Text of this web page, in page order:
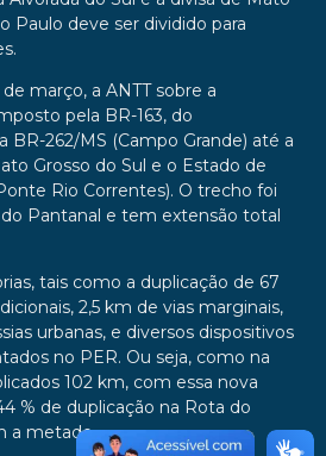
Paulo deve ser dividido para
março, a ANTT sobre a
pela BR-163, do
262/MS (Campo Grande) até a
Grosso do Sul e o Estado de
Rio Correntes). O trecho foi
Pantanal e tem extensão total
tais como a duplicação de 67
2,5 km de vias marginais,
urbanas, e diversos dispositivos
no PER. Ou seja, como na
102 km, com essa nova
% de duplicação na Rota do
a metade.